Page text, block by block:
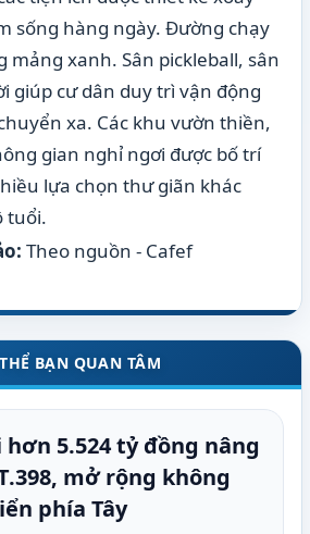
sống hàng ngày. Đường chạy
mảng xanh. Sân pickleball, sân
giúp cư dân duy trì vận động
xa. Các khu vườn thiền,
gian nghỉ ngơi được bố trí
lựa chọn thư giãn khác
tuổi.
Theo nguồn - Cafef
BẠN QUAN TÂM
hơn 5.524 tỷ đồng nâng
mở rộng không
phía Tây